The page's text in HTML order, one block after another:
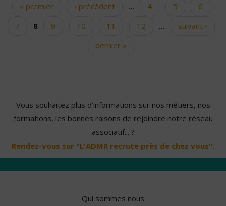
Pages« premier ‹ précédent … 4 5
6
7
8 9 10 11 12 …
suivant ›
dernier »
Vous souhaitez plus d'informations sur nos métiers, nos
formations, les bonnes raisons de rejoindre notre réseau
associatif... ?
Rendez-vous sur "L'ADMR recrute près de chez vous".
Qui sommes nous